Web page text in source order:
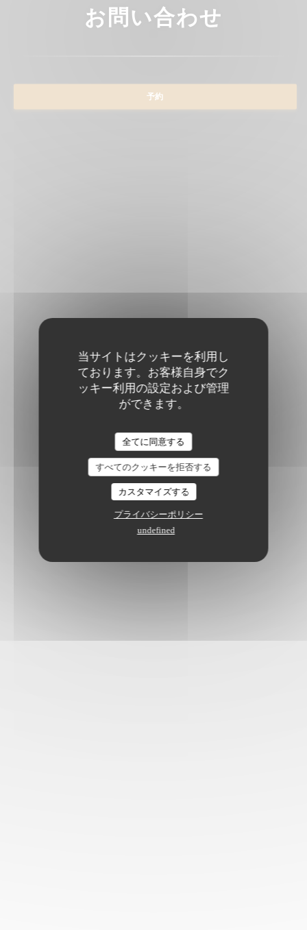
当サイトはクッキーを利用し
ております。お客様自身でク
ッキー利用の設定および管理
ができます。
全てに同意する
すべてのクッキーを拒否する
カスタマイズする
プライバシーポリシー
undefined
お問い合わせ
予約